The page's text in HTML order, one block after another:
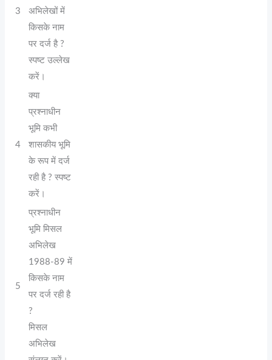
3
अभिलेखों में
किसके नाम
पर दर्ज है ?
स्पष्ट उल्लेख
करें।
4
क्या
प्रश्नाधीन
भूमि कभी
शासकीय भूमि
के रूप में दर्ज
रही है ? स्पष्ट
करें।
5
प्रश्नाधीन
भूमि मिसल
अभिलेख
1988-89 में
किसके नाम
पर दर्ज रही है
?
मिसल
अभिलेख